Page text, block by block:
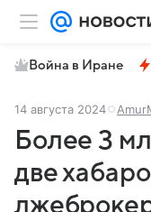
Война в Иране
14 августа 2024
Более 3
две